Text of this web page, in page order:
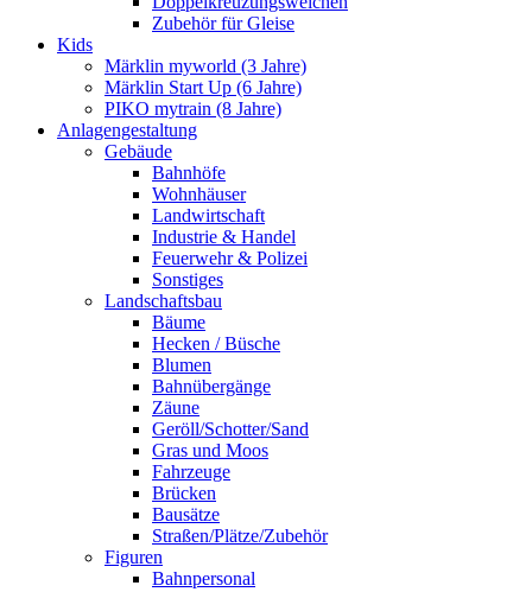
Zubehör für Gleise
Kids
Märklin myworld (3 Jahre)
Märklin Start Up (6 Jahre)
PIKO mytrain (8 Jahre)
Anlagengestaltung
Gebäude
Bahnhöfe
Wohnhäuser
Landwirtschaft
Industrie & Handel
Feuerwehr & Polizei
Sonstiges
Landschaftsbau
Bäume
Hecken / Büsche
Blumen
Bahnübergänge
Zäune
Geröll/Schotter/Sand
Gras und Moos
Fahrzeuge
Brücken
Bausätze
Straßen/Plätze/Zubehör
Figuren
Bahnpersonal